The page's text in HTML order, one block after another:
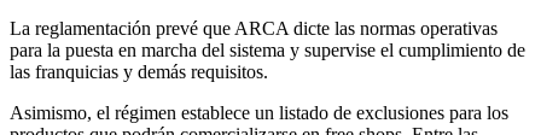
La reglamentación prevé que ARCA dicte las normas operativas
para la puesta en marcha del sistema y supervise el cumplimiento de
las franquicias y demás requisitos.
Asimismo, el régimen establece un listado de exclusiones para los